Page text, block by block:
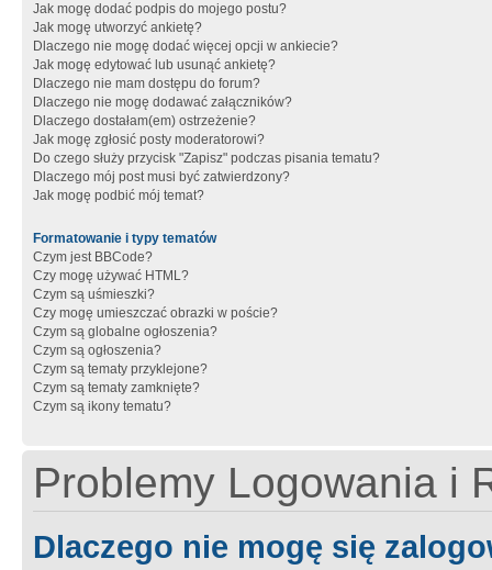
Jak mogę dodać podpis do mojego postu?
Jak mogę utworzyć ankietę?
Dlaczego nie mogę dodać więcej opcji w ankiecie?
Jak mogę edytować lub usunąć ankietę?
Dlaczego nie mam dostępu do forum?
Dlaczego nie mogę dodawać załączników?
Dlaczego dostałam(em) ostrzeżenie?
Jak mogę zgłosić posty moderatorowi?
Do czego służy przycisk "Zapisz" podczas pisania tematu?
Dlaczego mój post musi być zatwierdzony?
Jak mogę podbić mój temat?
Formatowanie i typy tematów
Czym jest BBCode?
Czy mogę używać HTML?
Czym są uśmieszki?
Czy mogę umieszczać obrazki w poście?
Czym są globalne ogłoszenia?
Czym są ogłoszenia?
Czym są tematy przyklejone?
Czym są tematy zamknięte?
Czym są ikony tematu?
Problemy Logowania i
Dlaczego nie mogę się